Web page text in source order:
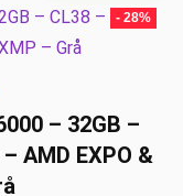
- 28%
– 32GB –
AMD EXPO &